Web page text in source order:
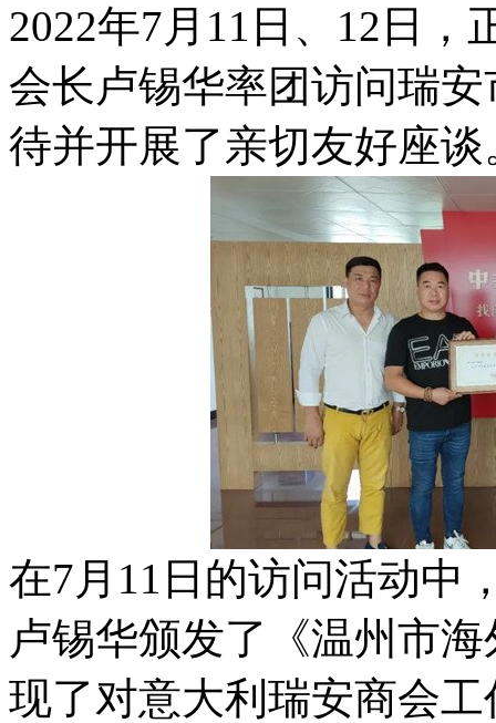
2022年7月11日、12日
会长卢锡华率团访问瑞
待并开展了亲切友好座谈
在7月11日的访问活动中
卢锡华颁发了《温州市
现了对意大利瑞安商会